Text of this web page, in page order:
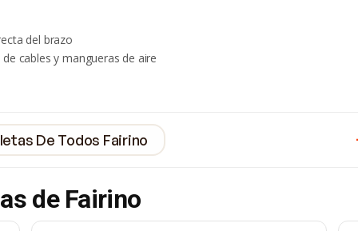
del brazo
cables y mangueras de aire
De Todos Fairino
de Fairino